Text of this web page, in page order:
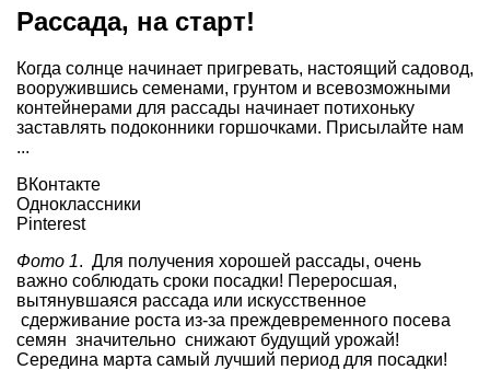
Рассада, на старт!
Когда солнце начинает пригревать, настоящий садовод,
вооружившись семенами, грунтом и всевозможными
контейнерами для рассады начинает потихоньку
заставлять подоконники горшочками. Присылайте нам
...
ВКонтакте
Одноклассники
Pinterest
Фото 1. Для получения хорошей рассады, очень
важно соблюдать сроки посадки! Переросшая,
вытянувшаяся рассада или искусственное
сдерживание роста из-за преждевременного посева
семян значительно снижают будущий урожай!
Середина марта самый лучший период для посадки!